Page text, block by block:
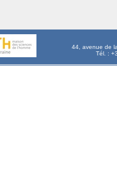
44, avenue de
Tél. :